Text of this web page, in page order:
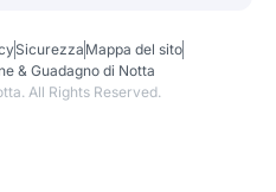
Sicurezza Mappa del sito
& Guadagno di Notta
All Rights Reserved.